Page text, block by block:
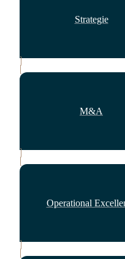
Strategie
M&A
Operational